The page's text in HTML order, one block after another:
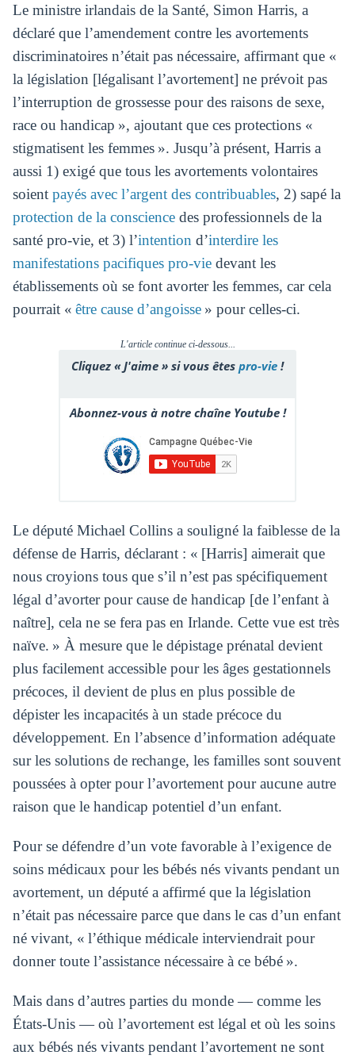
Le ministre irlandais de la Santé, Simon Harris, a
déclaré que l’amendement contre les avortements
discriminatoires n’était pas nécessaire, affirmant que «
la législation [légalisant l’avortement] ne prévoit pas
l’interruption de grossesse pour des raisons de sexe,
race ou handicap », ajoutant que ces protections «
stigmatisent les femmes ». Jusqu’à présent, Harris a
aussi 1) exigé que tous les avortements volontaires
soient payés avec l’argent des contribuables, 2) sapé la
protection de la consciencedes professionnels de la
santé pro-vie, et 3) l’intention d’interdire les
manifestations pacifiques pro-viedevant les
établissements où se font avorter les femmes, car cela
pourrait « être cause d’angoisse» pour celles-ci.
L'article continue ci-dessous...
Cliquez « J'aime » si vous êtes pro-vie !
Abonnez-vous à notre chaîne Youtube !
Le député Michael Collins a souligné la faiblesse de la
défense de Harris, déclarant : « [Harris] aimerait que
nous croyions tous que s’il n’est pas spécifiquement
légal d’avorter pour cause de handicap [de l’enfant à
naître], cela ne se fera pas en Irlande. Cette vue est très
naïve. » À mesure que le dépistage prénatal devient
plus facilement accessible pour les âges gestationnels
précoces, il devient de plus en plus possible de
dépister les incapacités à un stade précoce du
développement. En l’absence d’information adéquate
sur les solutions de rechange, les familles sont souvent
poussées à opter pour l’avortement pour aucune autre
raison que le handicap potentiel d’un enfant.
Pour se défendre d’un vote favorable à l’exigence de
soins médicaux pour les bébés nés vivants pendant un
avortement, un député a affirmé que la législation
n’était pas nécessaire parce que dans le cas d’un enfant
né vivant, « l’éthique médicale interviendrait pour
donner toute l’assistance nécessaire à ce bébé ».
Mais dans d’autres parties du monde — comme les
États-Unis — où l’avortement est légal et où les soins
aux bébés nés vivants pendant l’avortement ne sont